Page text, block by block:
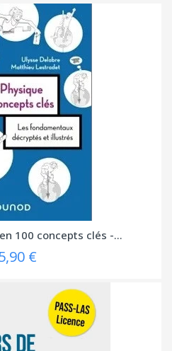
100 concepts clés -...
€